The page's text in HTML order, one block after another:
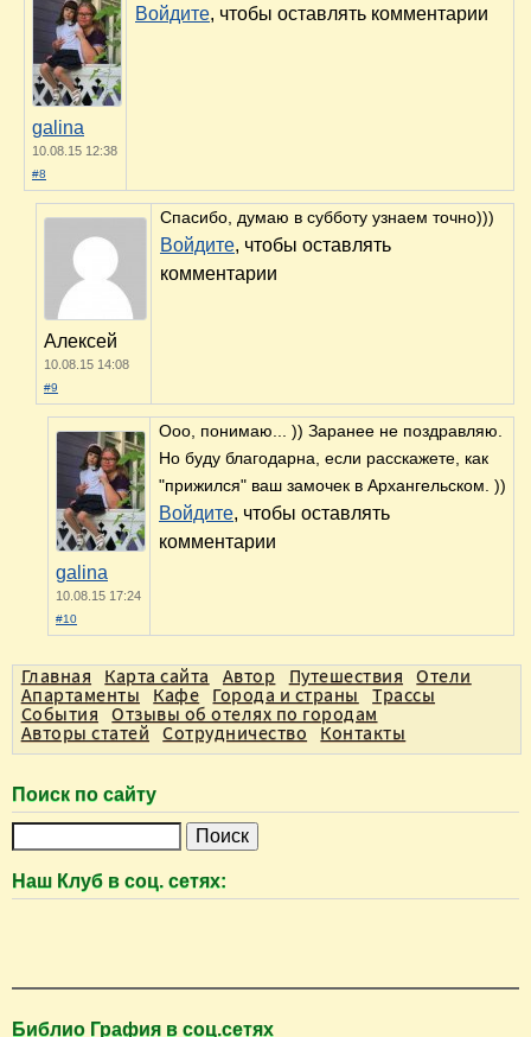
Елена Картавцева
26.07.12 11:31
#5
особенно в этот день что-то запомнили
Архангельское, на сколько это можно судитьпо статье -
сказочное место и воспоминания будут красочные!
Войдите
galina
28.07.12 10:33
#6
Архангельское - просто идеальное место для
съемки свадеб.
Насчет эйфории думаю, что у всех это по
Алексей
08.08.15 11:52
День добрый! Позвольте спросить, так замочек
на мост вешать можно?
Войдите, чтобы оставлять комментарии
galina
10.08.15 12:38
#8
Все вешают. Наверное, можно. ))
Войдите, чтобы оставлять комментарии
Алексей
Спасибо, думаю в субботу узнаем точно)))